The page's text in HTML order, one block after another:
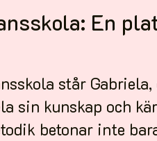
En
står
sin kunskap och
betonar inte